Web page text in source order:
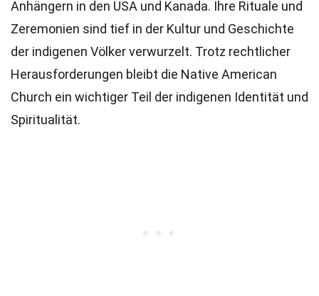
Anhängern in den USA und Kanada. Ihre Rituale und
Zeremonien sind tief in der Kultur und Geschichte
der indigenen Völker verwurzelt. Trotz rechtlicher
Herausforderungen bleibt die Native American
Church ein wichtiger Teil der indigenen Identität und
Spiritualität.